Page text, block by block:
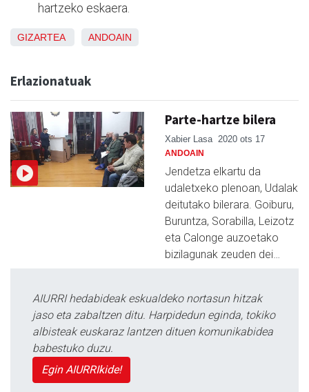
hartzeko eskaera.
GIZARTEA ANDOAIN
Erlazionatuak
Parte-hartze bilera
Xabier Lasa 2020 ots 17
ANDOAIN
Jendetza elkartu da
udaletxeko plenoan, Udalak
deitutako bilerara. Goiburu,
Buruntza, Sorabilla, Leizotz
eta Calonge auzoetako
bizilagunak zeuden dei…
AIURRI hedabideak eskualdeko nortasun hitzak
jaso eta zabaltzen ditu. Harpidedun eginda, tokiko
albisteak euskaraz lantzen dituen komunikabidea
babestuko duzu.
Egin AIURRIkide!